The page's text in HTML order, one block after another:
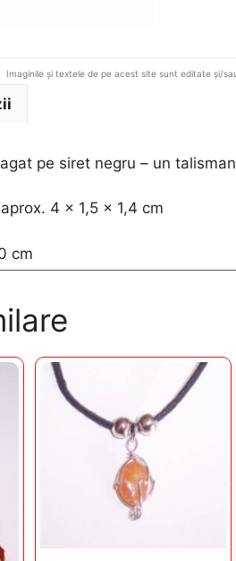
Imaginile și textele de pe acest site sunt editate și/
pe siret negru – un
4 x 1,5 x 1,4 cm
cm